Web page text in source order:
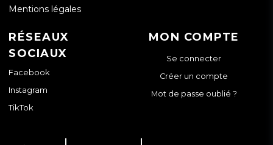
Mentions légales
RÉSEAUX
SOCIAUX
Facebook
Instagram
TikTok
MON COMPTE
Se connecter
Créer un compte
Mot de passe oublié ?